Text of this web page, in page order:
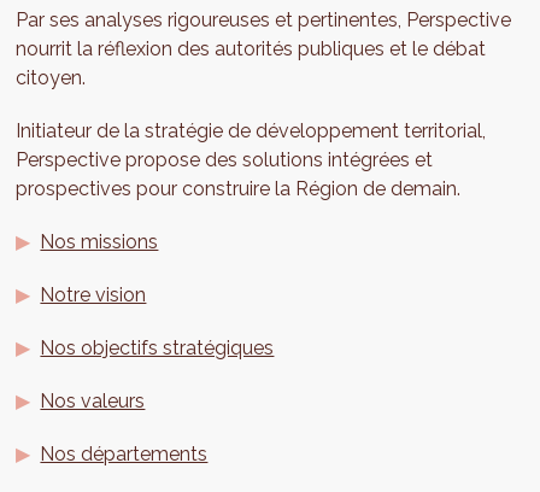
Par ses analyses rigoureuses et pertinentes, Perspective
nourrit la réflexion des autorités publiques et le débat
citoyen.
Initiateur de la stratégie de développement territorial,
Perspective propose des solutions intégrées et
prospectives pour construire la Région de demain.
Nos missions
Notre vision
Nos objectifs stratégiques
Nos valeurs
Nos départements